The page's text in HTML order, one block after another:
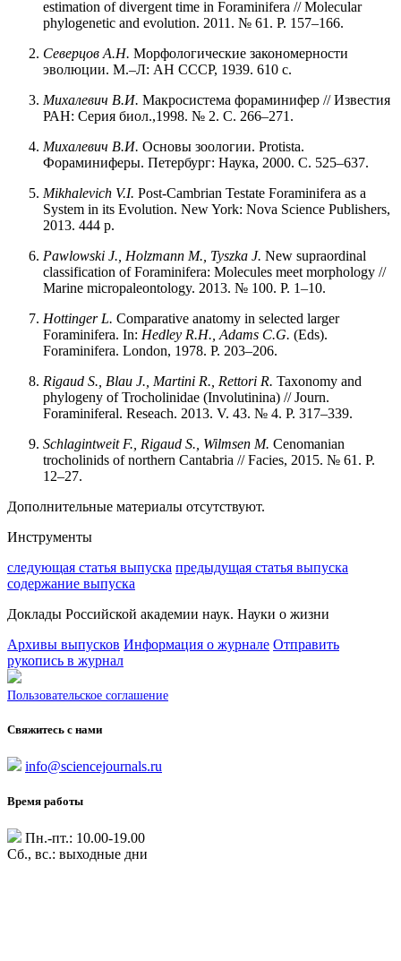
estimation of divergent time in Foraminifera // Molecular
phylogenetic and evolution. 2011. № 61. P. 157–166.
Северцов А.Н. Морфологические закономерности
эволюции. М.–Л: АН СССР, 1939. 610 с.
Михалевич В.И. Макросистема фораминифер // Известия
РАН: Серия биол.,1998. № 2. С. 266–271.
Михалевич В.И. Основы зоологии. Protista.
Фораминиферы. Петербург: Наука, 2000. С. 525–637.
Mikhalevich V.I. Post-Cambrian Testate Foraminifera as a
System in its Evolution. New York: Nova Science Publishers,
2013. 444 p.
Pawlowski J., Holzmann M., Tyszka J. New supraordinal
classification of Foraminifera: Molecules meet morphology //
Marine micropaleontology. 2013. № 100. P. 1–10.
Hottinger L. Comparative anatomy in selected larger
Foraminifera. In: Hedley R.H., Adams C.G. (Eds).
Foraminifera. London, 1978. P. 203–206.
Rigaud S., Blau J., Martini R., Rettori R. Taxonomy and
phylogeny of Trocholinidae (Involutinina) // Journ.
Foraminiferal. Reseach. 2013. V. 43. № 4. P. 317–339.
Schlagintweit F., Rigaud S., Wilmsen M. Cenomanian
trocholinids of northern Cantabria // Facies, 2015. № 61. P.
12–27.
Дополнительные материалы отсутствуют.
Инструменты
следующая статья выпуска предыдущая статья выпуска
содержание выпуска
Доклады Российской академии наук. Науки о жизни
Архивы выпусков Информация о журнале Отправить
рукопись в журнал
Пользовательское соглашение
Свяжитесь с нами
info@sciencejournals.ru
Время работы
Пн.-пт.: 10.00-19.00
Сб., вс.: выходные дни